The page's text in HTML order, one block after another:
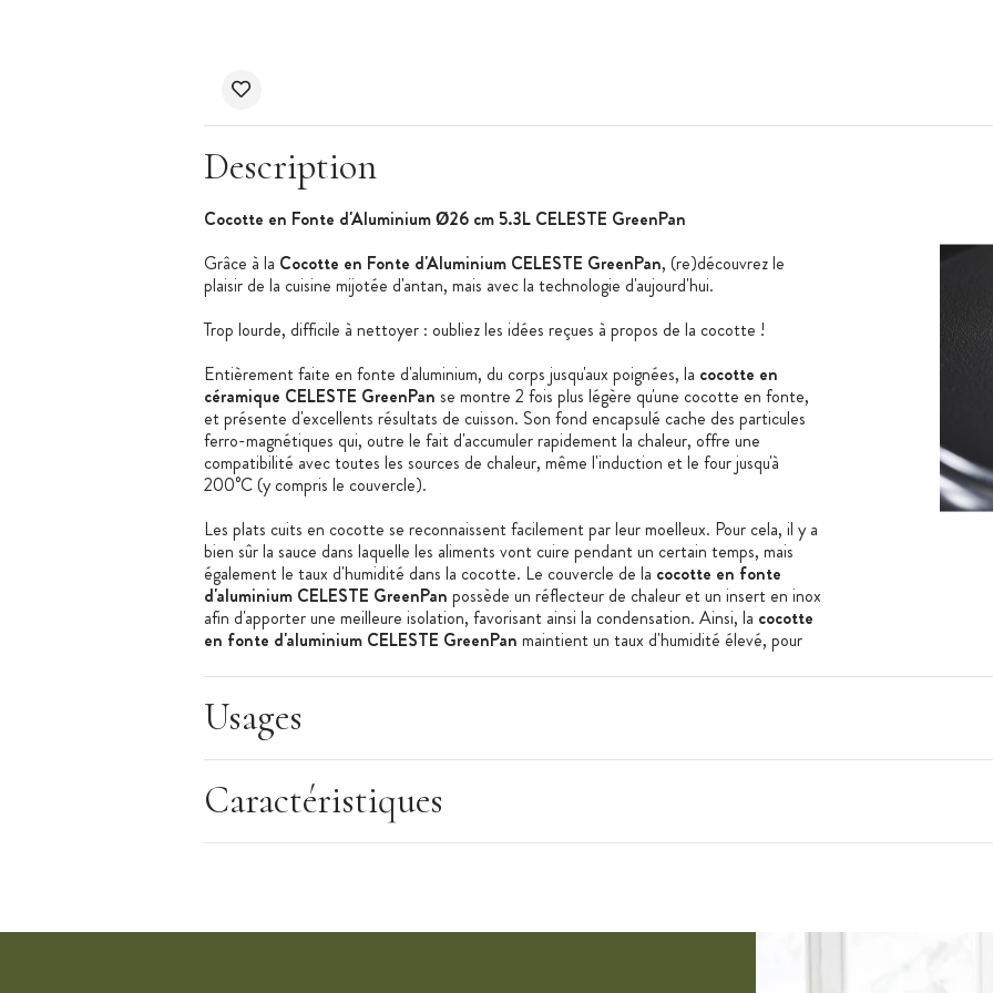
Description
Cocotte en Fonte d'Aluminium Ø26 cm 5.3L CELESTE GreenPan
Grâce à la Cocotte en Fonte d'Aluminium CELESTE GreenPan, (re)découvrez le
plaisir de la cuisine mijotée d'antan, mais avec la technologie d'aujourd'hui.
Trop lourde, difficile à nettoyer : oubliez les idées reçues à propos de la cocotte !
Entièrement faite en fonte d'aluminium, du corps jusqu'aux poignées, la cocotte en
céramique CELESTE GreenPan se montre 2 fois plus légère qu'une cocotte en fonte,
et présente d'excellents résultats de cuisson. Son fond encapsulé cache des particules
ferro-magnétiques qui, outre le fait d'accumuler rapidement la chaleur, offre une
compatibilité avec toutes les sources de chaleur, même l'induction et le four jusqu'à
200°C (y compris le couvercle).
Les plats cuits en cocotte se reconnaissent facilement par leur moelleux. Pour cela, il y a
bien sûr la sauce dans laquelle les aliments vont cuire pendant un certain temps, mais
également le taux d'humidité dans la cocotte. Le couvercle de la cocotte en fonte
d'aluminium CELESTE GreenPan possède un réflecteur de chaleur et un insert en inox
afin d'apporter une meilleure isolation, favorisant ainsi la condensation. Ainsi, la cocotte
en fonte d'aluminium CELESTE GreenPan maintient un taux d'humidité élevé, pour
Une fois le festin terminé, vous n'aurez pas à vous soucier du nettoyage puisque la
cocotte en fonte d'aluminium CELESTE GreenPan
vaisselle suffit à la retrouver comme neuve.
Deux maniques en silicone sont proposées avec lacocotte en fonte d'aluminium
Usages
Caractéristiques